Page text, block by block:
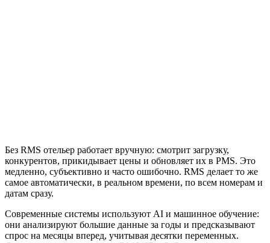
Без RMS отельер работает вручную: смотрит загрузку,
конкурентов, прикидывает цены и обновляет их в PMS. Это
медленно, субъективно и часто ошибочно. RMS делает то же
самое автоматически, в реальном времени, по всем номерам и
датам сразу.
Современные системы используют AI и машинное обучение:
они анализируют большие данные за годы и предсказывают
спрос на месяцы вперед, учитывая десятки переменных.